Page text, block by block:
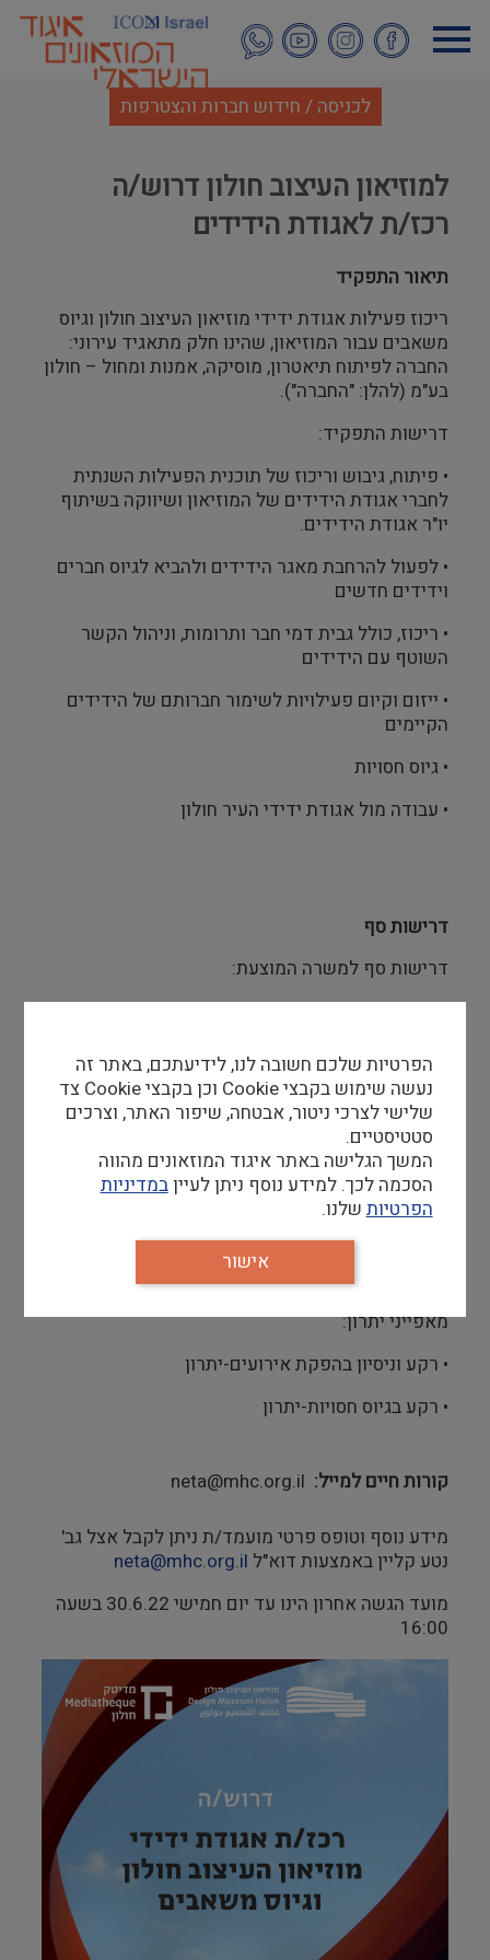
לתוכן
העיקרי
לכניסה / חידוש חברות והצטרפות
למוזיאון העיצוב חולון דרוש/ה
רכז/ת לאגודת הידידים
תיאור התפקיד
ריכוז פעילות אגודת ידידי מוזיאון העיצוב חולון וגיוס
משאבים עבור המוזיאון, שהינו חלק מתאגיד עירוני:
החברה לפיתוח תיאטרון, מוסיקה, אמנות ומחול – חולון
בע"מ (להלן: "החברה").
דרישות התפקיד:
• פיתוח, גיבוש וריכוז של תוכנית הפעילות השנתית
לחברי אגודת הידידים של המוזיאון ושיווקה בשיתוף
יו"ר אגודת הידידים.
• לפעול להרחבת מאגר הידידים ולהביא לגיוס חברים
וידידים חדשים
• ריכוז, כולל גבית דמי חבר ותרומות, וניהול הקשר
השוטף עם הידידים
• ייזום וקיום פעילויות לשימור חברותם של הידידים
הקיימים
• גיוס חסויות
• עבודה מול אגודת ידידי העיר חולון
דרישות סף
דרישות סף למשרה המוצעת:
• תואר ראשון ממוסד מוכר
• שליטה מלאה בעברית וטובה באנגלית
• יצירתיות, יוזמה ויכולת הפקת תוכן מגוון
• יכולת ניהול זמן וניהול משימות בסביבת עבודה
אינטנסיבית
• יחסי אנוש טובים ויכולת עבודה בצוות
מאפייני יתרון:
• רקע וניסיון בהפקת אירועים-יתרון
• רקע בגיוס חסויות-יתרון
קורות חיים למייל neta@mhc.org.il
מידע נוסף וטופס פרטי מועמד/ת ניתן לקבל אצל גב'
נטע קליין באמצעות דוא"ל neta@mhc.org.il
מועד הגשה אחרון הינו עד יום חמישי 30.6.22 בשעה
16:00
הפרטיות שלכם חשובה לנו, לידיעתכם, באתר זה
נעשה שימוש בקבצי Cookie וכן בקבצי Cookie צד
שלישי לצרכי ניטור, אבטחה, שיפור האתר, וצרכים
סטטיסטיים.
המשך הגלישה באתר איגוד המוזאונים מהווה
הסכמה לכך. למידע נוסף ניתן לעייןבמדיניות
הפרטיותשלנו.
אישור